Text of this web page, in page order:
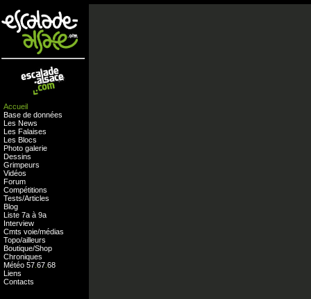
Accueil
Base de données
Les News
Les Falaises
Les Blocs
Photo galerie
Dessins
Grimpeurs
Vidéos
Forum
Compétitions
Tests/Articles
Blog
Liste 7a à 9a
Interview
Cmts voie/médias
Topo/ailleurs
Boutique/Shop
Chroniques
Météo 57 67 68
Liens
Contacts